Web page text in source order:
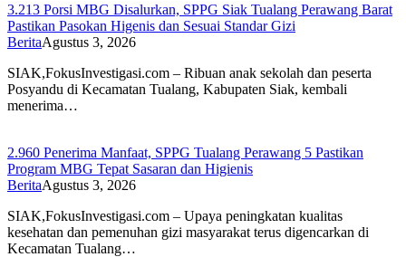
3.213 Porsi MBG Disalurkan, SPPG Siak Tualang Perawang Barat
Pastikan Pasokan Higenis dan Sesuai Standar Gizi
BeritaAgustus 3, 2026
SIAK,FokusInvestigasi.com – Ribuan anak sekolah dan peserta
Posyandu di Kecamatan Tualang, Kabupaten Siak, kembali
menerima…
2.960 Penerima Manfaat, SPPG Tualang Perawang 5 Pastikan
Program MBG Tepat Sasaran dan Higienis
BeritaAgustus 3, 2026
SIAK,FokusInvestigasi.com – Upaya peningkatan kualitas
kesehatan dan pemenuhan gizi masyarakat terus digencarkan di
Kecamatan Tualang…